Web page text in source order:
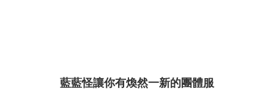
藍藍怪讓你有煥然一新的團體服